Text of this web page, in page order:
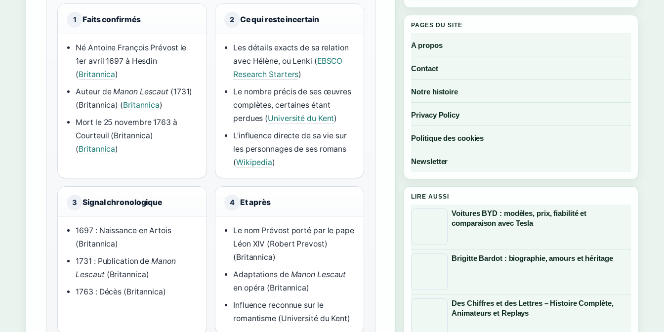
1 Faits confirmés
Né Antoine François Prévost le
1er avril 1697 à Hesdin
(Britannica)
Auteur deManon Lescaut (1731)
(Britannica) (Britannica)
Mort le 25 novembre 1763 à
Courteuil (Britannica)
(Britannica)
2 Ce qui reste incertain
Les détails exacts de sa relation
avec Hélène, ou Lenki (EBSCO
Research Starters)
Le nombre précis de ses œuvres
complètes, certaines étant
perdues (Université du Kent)
L’influence directe de sa vie sur
les personnages de ses romans
(Wikipedia)
3 Signal chronologique
1697 : Naissance en Artois
(Britannica)
1731 : Publication deManon
Lescaut(Britannica)
1763 : Décès (Britannica)
4 Et après
Le nom Prévost porté par le pape
Léon XIV (Robert Prevost)
(Britannica)
Adaptations de Manon Lescaut
en opéra (Britannica)
Influence reconnue sur le
romantisme (Université du Kent)
PAGES DU SITE
A propos
Contact
Notre histoire
Privacy Policy
Politique des cookies
Newsletter
LIRE AUSSI
Voitures BYD : modèles, prix, fiabilité et
comparaison avec Tesla
Brigitte Bardot : biographie, amours et héritage
Des Chiffres et des Lettres – Histoire Complète,
Animateurs et Replays